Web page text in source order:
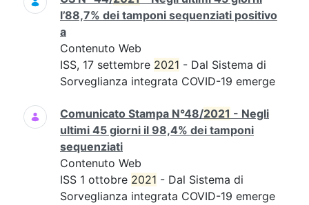
l’88,7% dei tamponi sequenziati positivo
a
Contenuto Web
ISS, 17 settembre 2021 - Dal Sistema di
Sorveglianza integrata COVID-19 emerge
Comunicato Stampa N°48/2021 - Negli
ultimi 45 giorni il 98,4% dei tamponi
sequenziati
Contenuto Web
ISS 1 ottobre 2021 - Dal Sistema di
Sorveglianza integrata COVID-19 emerge